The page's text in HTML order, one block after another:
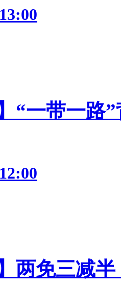
“一带一路
两免三减